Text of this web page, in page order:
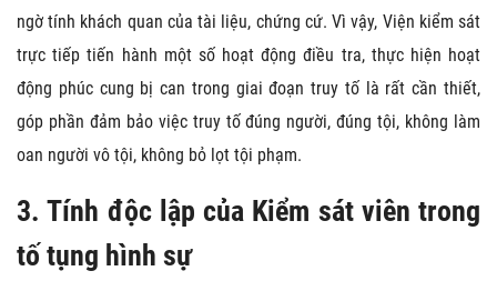
ngờ tính khách quan của tài liệu, chứng cứ. Vì vậy, Viện kiểm sát
trực tiếp tiến hành một số hoạt động điều tra, thực hiện hoạt
động phúc cung bị can trong giai đoạn truy tố là rất cần thiết,
góp phần đảm bảo việc truy tố đúng người, đúng tội, không làm
oan người vô tội, không bỏ lọt tội phạm.
3. Tính độc lập của Kiểm sát viên trong
tố tụng hình sự